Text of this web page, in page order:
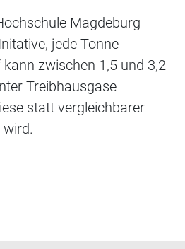
Magdeburg-
jede Tonne
zwischen 1,5 und 3,2
Treibhausgase
statt vergleichbarer